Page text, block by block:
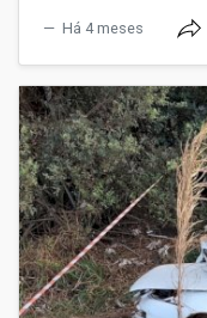
Há 4 meses